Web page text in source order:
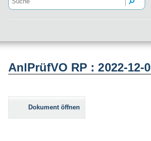
AnlPrüfVO RP : 2022-12-
Dokument öffnen